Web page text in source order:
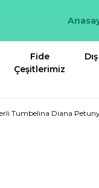
Fide
Çeşitlerimiz